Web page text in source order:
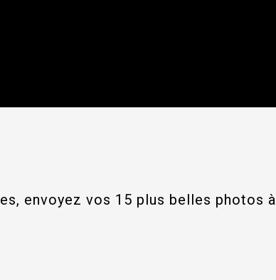
envoyez vos 15 plus belles photos à